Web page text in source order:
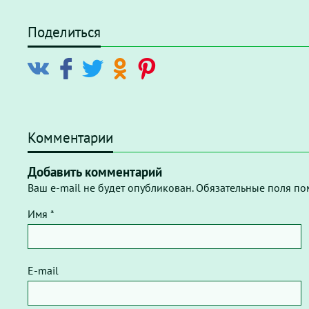
Поделиться
Комментарии
Добавить комментарий
Ваш e-mail не будет опубликован. Обязательные поля
Имя *
E-mail